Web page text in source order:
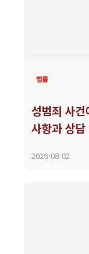
법률
성범죄 사
사항과 상담
2026-08-02